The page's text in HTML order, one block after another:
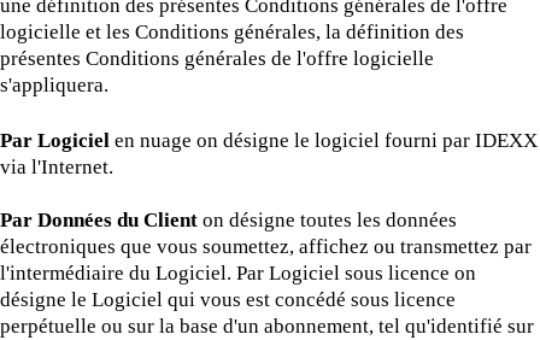
une définition des présentes Conditions générales de l'offre
logicielle et les Conditions générales, la définition des
présentes Conditions générales de l'offre logicielle
s'appliquera.
Par Logiciel en nuage on désigne le logiciel fourni par IDEXX
via l'Internet.
Par Données du Client on désigne toutes les données
électroniques que vous soumettez, affichez ou transmettez par
l'intermédiaire du Logiciel. Par Logiciel sous licence on
désigne le Logiciel qui vous est concédé sous licence
perpétuelle ou sur la base d'un abonnement, tel qu'identifié sur